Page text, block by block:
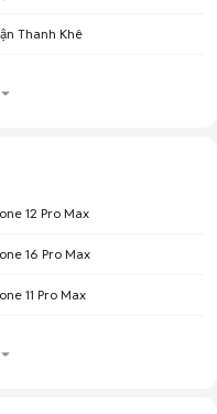
Thanh Khê
12 Pro Max
16 Pro Max
11 Pro Max